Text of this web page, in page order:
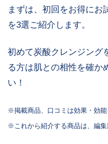
まずは、初回をお得にお
を3選ご紹介します。
初めて炭酸クレンジング
る方は肌との相性を確か
い！
※掲載商品、口コミは効果・効能
※これから紹介する商品は、編集